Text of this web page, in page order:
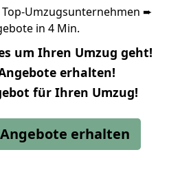
Umzugsunternehmen ➨
in 4 Min.
um Ihren Umzug geht!
erhalten!
für Ihren Umzug!
erhalten